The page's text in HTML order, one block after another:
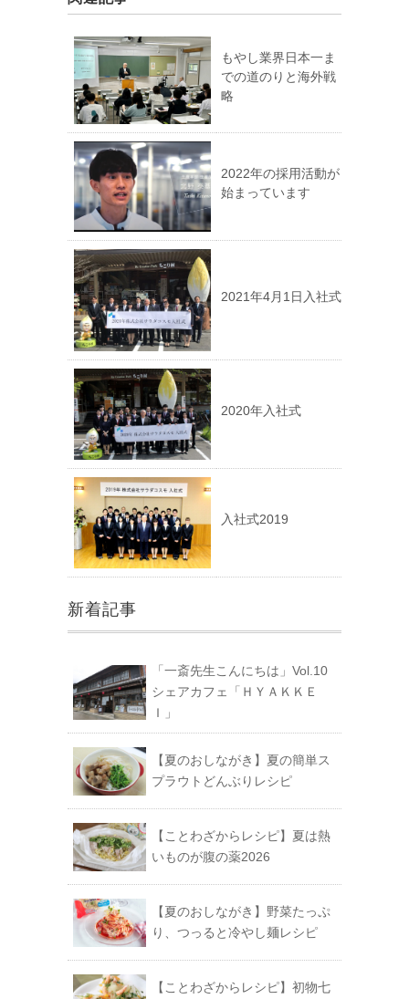
もやし業界日本一ま
での道のりと海外戦
略
2022年の採用活動が
始まっています
2021年4月1日入社式
2020年入社式
入社式2019
新着記事
「一斎先生こんにちは」Vol.10
シェアカフェ「ＨＹＡＫＫＥ
Ｉ」
【夏のおしながき】夏の簡単ス
プラウトどんぶりレシピ
【ことわざからレシピ】夏は熱
いものが腹の薬2026
【夏のおしながき】野菜たっぷ
り、つっると冷やし麺レシピ
【ことわざからレシピ】初物七